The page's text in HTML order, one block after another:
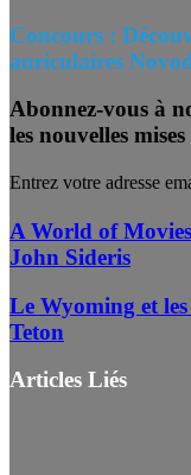
Concours :
auriculaires
Abonnez-vous à
les nouvelles
Entrez votre adresse
A World of
John Sideris
Le Wyoming et
Teton
Articles Liés